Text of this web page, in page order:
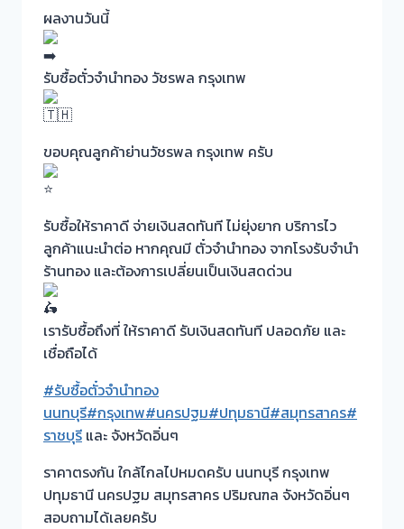
ผลงานวันนี้
รับซื้อตั๋วจำนำทอง วัชรพล กรุงเทพ
ขอบคุณลูกค้าย่านวัชรพล กรุงเทพ ครับ
รับซื้อให้ราคาดี จ่ายเงินสดทันที ไม่ยุ่งยาก บริการไว
ลูกค้าแนะนำต่อ หากคุณมี ตั๋วจำนำทอง จากโรงรับจำนำ
ร้านทอง และต้องการเปลี่ยนเป็นเงินสดด่วน
เรารับซื้อถึงที่ ให้ราคาดี รับเงินสดทันที ปลอดภัย และ
เชื่อถือได้
#รับซื้อตั๋วจำนำทอง
นนทบุรี#กรุงเทพ#นครปฐม#ปทุมธานี#สมุทรสาคร#
ราชบุรี และ จังหวัดอิ่นๆ
ราคาตรงกัน ใกล้ไกลไปหมดครับ นนทบุรี กรุงเทพ
ปทุมธานี นครปฐม สมุทรสาคร ปริมณฑล จังหวัดอิ่นๆ
สอบถามได้เลยครับ